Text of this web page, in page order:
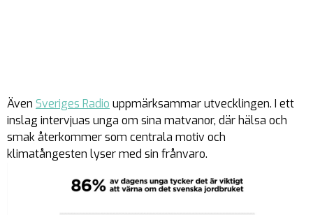
Även Sveriges Radio uppmärksammar utvecklingen. I ett
inslag intervjuas unga om sina matvanor, där hälsa och
smak återkommer som centrala motiv och
klimatångesten lyser med sin frånvaro.